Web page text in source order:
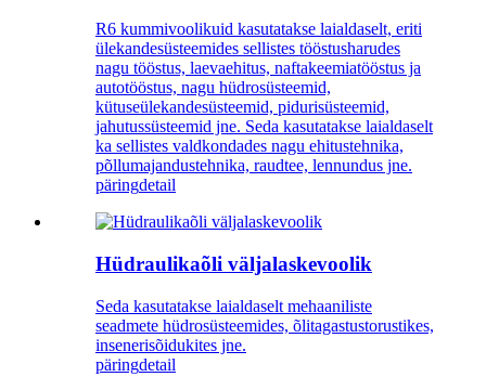
R6 kummivoolikuid kasutatakse laialdaselt, eriti
ülekandesüsteemides sellistes tööstusharudes
nagu tööstus, laevaehitus, naftakeemiatööstus ja
autotööstus, nagu hüdrosüsteemid,
kütuseülekandesüsteemid, pidurisüsteemid,
jahutussüsteemid jne. Seda kasutatakse laialdaselt
ka sellistes valdkondades nagu ehitustehnika,
põllumajandustehnika, raudtee, lennundus jne.
päringdetail
Hüdraulikaõli väljalaskevoolik
Seda kasutatakse laialdaselt mehaaniliste
seadmete hüdrosüsteemides, õlitagastustorustikes,
insenerisõidukites jne.
päringdetail